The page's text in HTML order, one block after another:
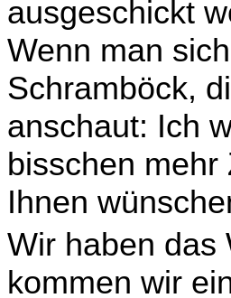
ausgeschickt
Wenn man
Schramböck,
anschaut: Ich
bisschen mehr
Ihnen
Wir haben das
kommen wir